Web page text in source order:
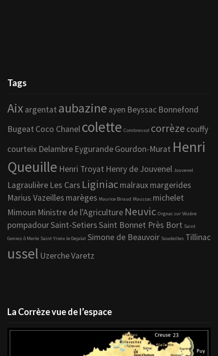
Tags
Aix argentat aubazine ayen Beyssac Bonnefond
Bugeat Coco Chanelcolette Combressol corrèze couffy
courteix Delambre EygurandeGourdon-Murat Henri
Queuille Henri Troyat Henry de Jouvenel Jouvenel
Lagraulière Les Cars Liginiacmalrauxmargerides
Marius Vazeilles marèges Maurice Biraud Maussac michelet
Mimoun Ministre de l'Agriculture Neuvic Orgnac sur Vézère
pompadourSaint-SetiersSaint Bonnet Près Bort Saint
Geniez ô Merle Saint Yrieix le Dejalat Simone de Beauvoir Soudeilles Tillinac
ussel UzercheVaretz
La Corrèze vue de l’espace